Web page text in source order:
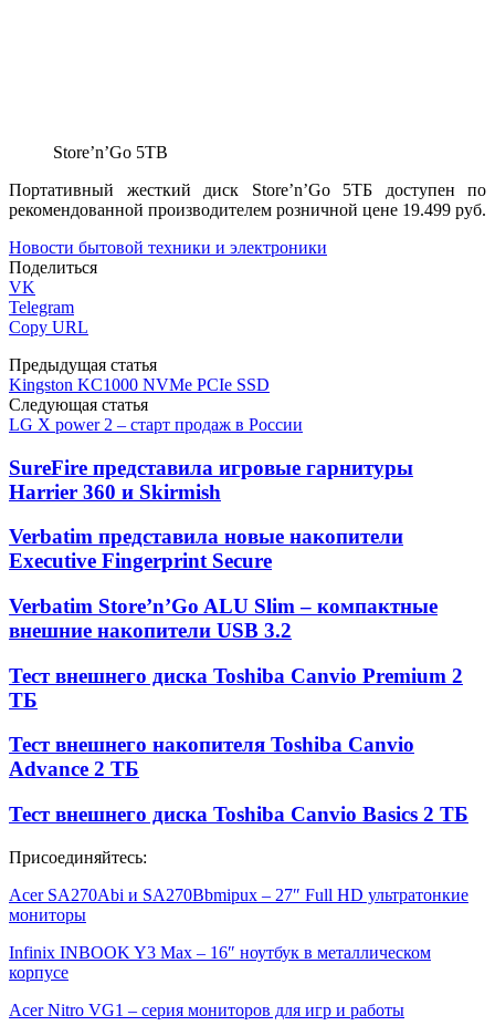
Store’n’Go 5TB
Портативный жесткий диск Store’n’Go 5ТБ доступен по
рекомендованной производителем розничной цене 19.499 руб.
Новости бытовой техники и электроники
Поделиться
VK
Telegram
Copy URL
Предыдущая статья
Kingston KC1000 NVMe PCIe SSD
Следующая статья
LG X power 2 – старт продаж в России
SureFire представила игровые гарнитуры
Harrier 360 и Skirmish
Verbatim представила новые накопители
Executive Fingerprint Secure
Verbatim Store’n’Go ALU Slim – компактные
внешние накопители USB 3.2
Тест внешнего диска Toshiba Canvio Premium 2
ТБ
Тест внешнего накопителя Toshiba Canvio
Advance 2 ТБ
Тест внешнего диска Toshiba Canvio Basics 2 ТБ
Присоединяйтесь:
Acer SA270Abi и SA270Bbmipux – 27″ Full HD ультратонкие
мониторы
Infinix INBOOK Y3 Max – 16″ ноутбук в металлическом
корпусе
Acer Nitro VG1 – серия мониторов для игр и работы